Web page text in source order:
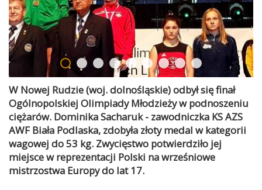
W Nowej Rudzie (woj. dolnośląskie) odbył się finał
Ogólnopolskiej Olimpiady Młodzieży w podnoszeniu
ciężarów. Dominika Sacharuk - zawodniczka KS AZS
AWF Biała Podlaska, zdobyła złoty medal w kategorii
wagowej do 53 kg. Zwycięstwo potwierdziło jej
miejsce w reprezentacji Polski na wrześniowe
mistrzostwa Europy do lat 17.